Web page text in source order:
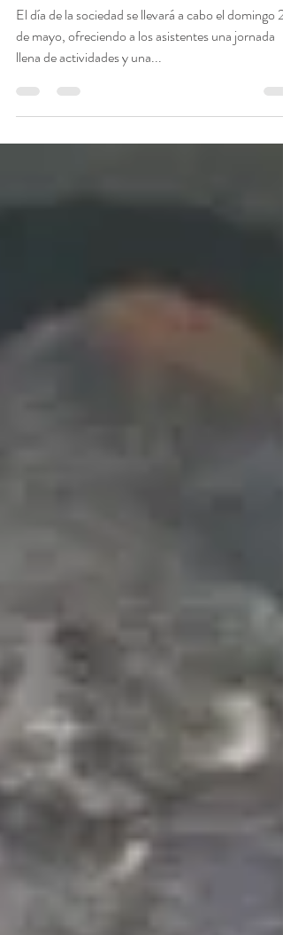
El Casino de Tolosa se prepara
para el Día de la Sociedad
El día de la sociedad se llevará a cabo el domingo 28
de mayo, ofreciendo a los asistentes una jornada